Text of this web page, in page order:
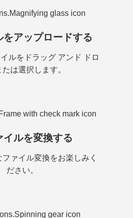
をアップロードする
ルをドラッグ アンド ドロ
たは選択します。
イルを変換する
ァイル変換をお楽しみく
ださい。